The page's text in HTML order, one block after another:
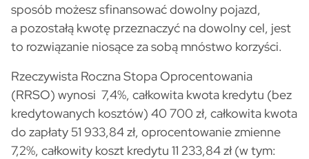
sposób możesz sfinansować dowolny pojazd,
a pozostałą kwotę przeznaczyć na dowolny cel, jest
to rozwiązanie niosące za sobą mnóstwo korzyści.
Rzeczywista Roczna Stopa Oprocentowania
(RRSO) wynosi 7,4%, całkowita kwota kredytu (bez
kredytowanych kosztów) 40 700 zł, całkowita kwota
do zapłaty 51 933,84 zł, oprocentowanie zmienne
7,2%, całkowity koszt kredytu 11 233,84 zł (w tym: